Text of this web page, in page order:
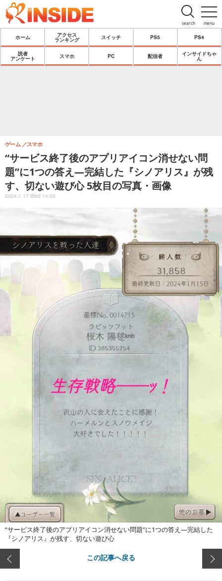
menu
search
ホーム
アクセス
ランキング
スイッチ PS5 PS4
読者
アンケート
スマホ PC 配信者
インサイドちゃ
ん
“サービス終了後のアプリアイコン消せない問
題”に1つの答え―完結した『シノアリス』が残
す、切ない遊び心 5枚目の写真・画像
ゲーム スマホ
2024.1.17 Wed 14:00
“サービス終了後のアプリアイコン消せない問題”に1つの答え―完結した
『シノアリス』が残す、切ない遊び心
この記事へ戻る